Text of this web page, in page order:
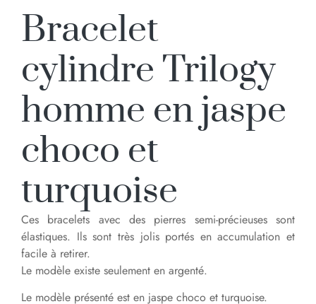
Bracelet
cylindre Trilogy
homme en jaspe
choco et
turquoise
Ces bracelets avec des pierres semi-précieuses sont
élastiques. Ils sont très jolis portés en accumulation et
facile à retirer.
Le modèle existe seulement en argenté.
Le modèle présenté est en jaspe choco et turquoise.